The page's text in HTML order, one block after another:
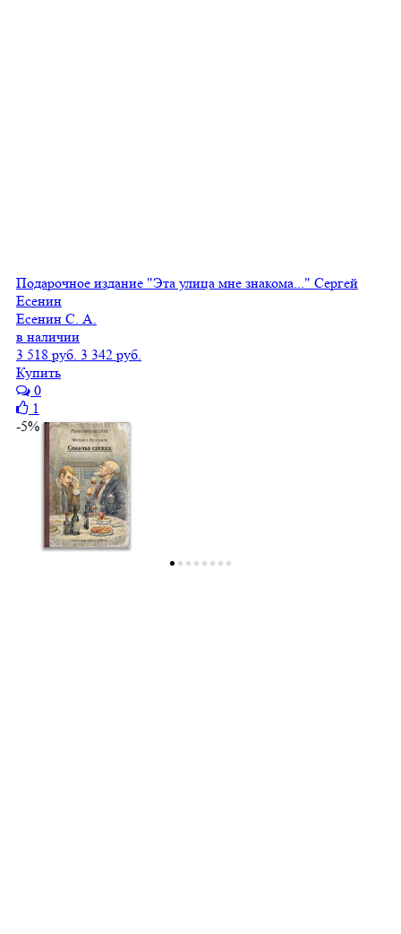
Подарочное издание "Эта улица мне знакома..." Сергей
Есенин
Есенин С. А.
в наличии
3 518 руб. 3 342 руб.
Купить
0
1
-5%